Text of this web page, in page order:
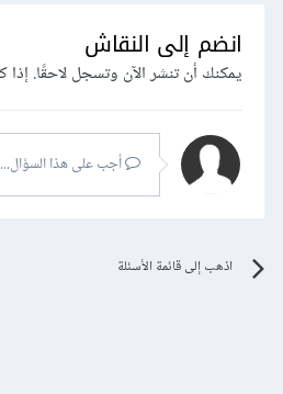
انضم إلى النقاش
يمكنك أن تنشر الآن وتسجل لاحقًا.
أجب على هذا السؤال...
اذهب إلى قائمة الأسئلة